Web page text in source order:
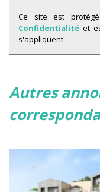
Ce site est protégé
Confidentialité et
s'appliquent.
autres annonces immobilières